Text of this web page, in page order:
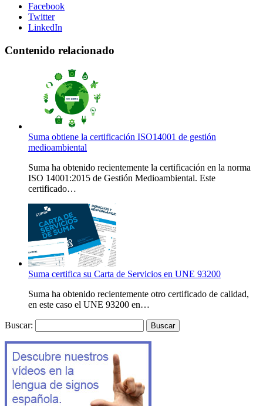
Facebook
Twitter
LinkedIn
Contenido relacionado
Suma obtiene la certificación ISO14001 de gestión
medioambiental
Suma ha obtenido recientemente la certificación en la norma
ISO 14001:2015 de Gestión Medioambiental. Este
certificado…
Suma certifica su Carta de Servicios en UNE 93200
Suma ha obtenido recientemente otro certificado de calidad,
en este caso el UNE 93200 en…
Buscar: